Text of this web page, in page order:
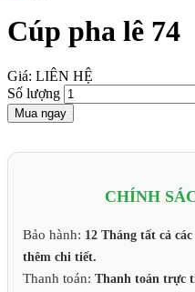
Cúp pha lê 74
Giá: LIÊN HỆ
Số lượng
Mua ngay
CHÍNH
Bảo hành: 12 Tháng tất cả
thêm chi tiết.
Thanh toán: Thanh toán trực